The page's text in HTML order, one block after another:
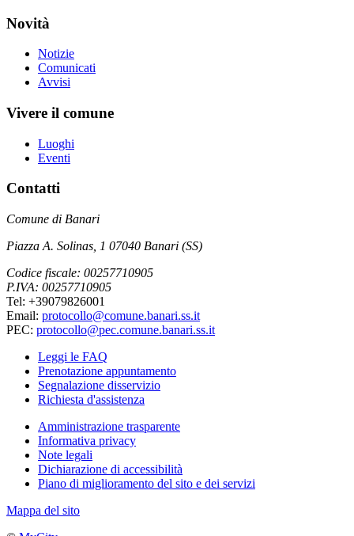
Novità
Notizie
Comunicati
Avvisi
Vivere il comune
Luoghi
Eventi
Contatti
Comune di Banari
Piazza A. Solinas, 1 07040 Banari (SS)
Codice fiscale: 00257710905
P.IVA: 00257710905
Tel: +39079826001
Email: protocollo@comune.banari.ss.it
PEC: protocollo@pec.comune.banari.ss.it
Leggi le FAQ
Prenotazione appuntamento
Segnalazione disservizio
Richiesta d'assistenza
Amministrazione trasparente
Informativa privacy
Note legali
Dichiarazione di accessibilità
Piano di miglioramento del sito e dei servizi
Mappa del sito